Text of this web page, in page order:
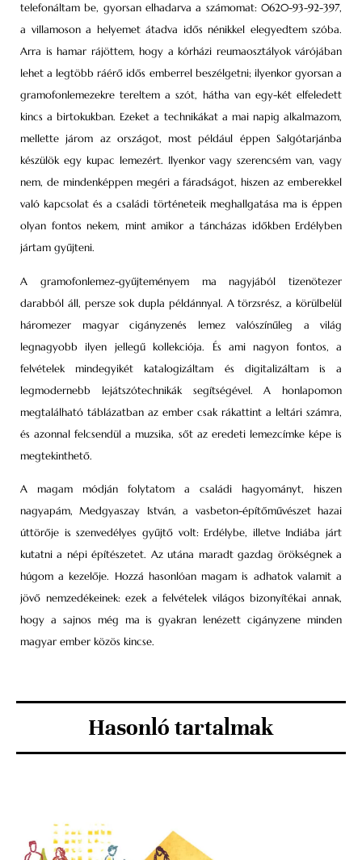
telefonáltam be, gyorsan elhadarva a számomat: 0620-93-92-397,
a villamoson a helyemet átadva idős nénikkel elegyedtem szóba.
Arra is hamar rájöttem, hogy a kórházi reumaosztályok várójában
lehet a legtöbb ráérő idős emberrel beszélgetni; ilyenkor gyorsan a
gramofonlemezekre tereltem a szót, hátha van egy-két elfeledett
kincs a birtokukban. Ezeket a technikákat a mai napig alkalmazom,
mellette járom az országot, most például éppen Salgótarjánba
készülök egy kupac lemezért. Ilyenkor vagy szerencsém van, vagy
nem, de mindenképpen megéri a fáradságot, hiszen az emberekkel
való kapcsolat és a családi történeteik meghallgatása ma is éppen
olyan fontos nekem, mint amikor a táncházas időkben Erdélyben
jártam gyűjteni.
A gramofonlemez-gyűjteményem ma nagyjából tizenötezer
darabból áll, persze sok dupla példánnyal. A törzsrész, a körülbelül
háromezer magyar cigányzenés lemez valószínűleg a világ
legnagyobb ilyen jellegű kollekciója. És ami nagyon fontos, a
felvételek mindegyikét katalogizáltam és digitalizáltam is a
legmodernebb lejátszótechnikák segítségével. A honlapomon
megtalálható táblázatban az ember csak rákattint a leltári számra,
és azonnal felcsendül a muzsika, sőt az eredeti lemezcímke képe is
megtekinthető.
A magam módján folytatom a családi hagyományt, hiszen
nagyapám, Medgyaszay István, a vasbeton-építőművészet hazai
úttörője is szenvedélyes gyűjtő volt: Erdélybe, illetve Indiába járt
kutatni a népi építészetet. Az utána maradt gazdag örökségnek a
húgom a kezelője. Hozzá hasonlóan magam is adhatok valamit a
jövő nemzedékeinek: ezek a felvételek világos bizonyítékai annak,
hogy a sajnos még ma is gyakran lenézett cigányzene minden
magyar ember közös kincse.
Hasonló tartalmak